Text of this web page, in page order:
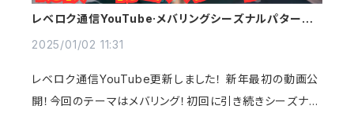
レベロク通信YouTube·メバリングシーズナルパターン
2025/01/02 11:31
レベロク通信YouTube更新しました！ 新年最初の動画公
開！今回のテーマはメバリング！初回に引き続きシーズナル